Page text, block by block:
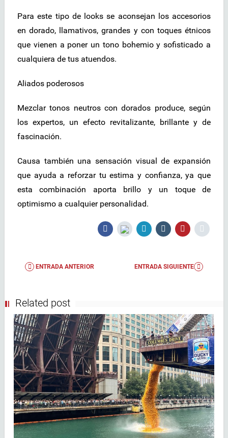
Para este tipo de looks se aconsejan los accesorios
en dorado, llamativos, grandes y con toques étnicos
que vienen a poner un tono bohemio y sofisticado a
cualquiera de tus atuendos.
Aliados poderosos
Mezclar tonos neutros con dorados produce, según
los expertos, un efecto revitalizante, brillante y de
fascinación.
Causa también una sensación visual de expansión
que ayuda a reforzar tu estima y confianza, ya que
esta combinación aporta brillo y un toque de
optimismo a cualquier personalidad.
ENTRADA ANTERIOR ENTRADA SIGUIENTE
Related post